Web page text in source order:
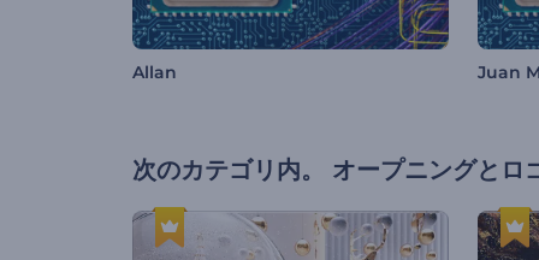
Allan Juan
次のカテゴリ内。 オープニングとロ